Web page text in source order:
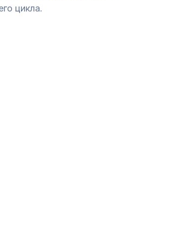
цикла.